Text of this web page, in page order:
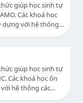
giúp học sinh tự
Các khoá học
dựng với hệ thống
đề thi các năm,
giúp học sinh tự
Các khoá học ôn
hệ thống các
với đề thi, bài giảng